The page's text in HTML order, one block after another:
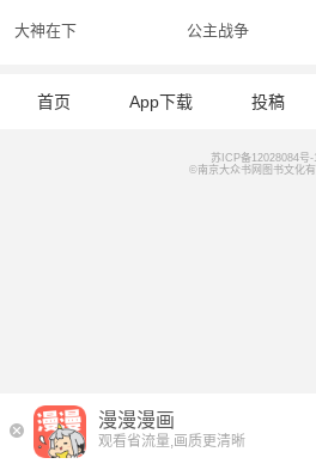
大神在下 公主战争
首页 App下载 投稿
苏ICP备12028084号-
©南京大众书网图书文化有
漫漫漫画
观看省流量,画质更清晰